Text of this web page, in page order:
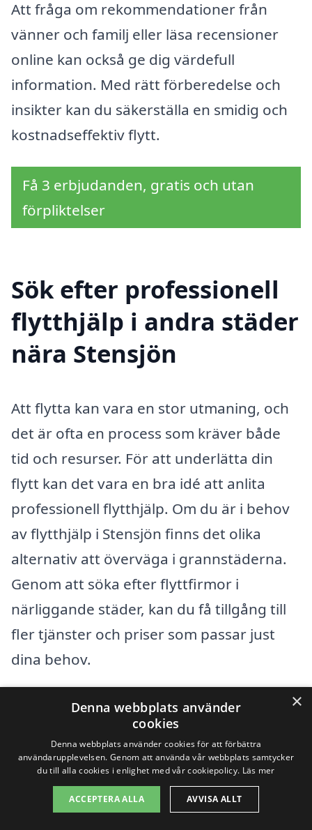
Att fråga om rekommendationer från
vänner och familj eller läsa recensioner
online kan också ge dig värdefull
information. Med rätt förberedelse och
insikter kan du säkerställa en smidig och
kostnadseffektiv flytt.
Få 3 erbjudanden, gratis och utan
förpliktelser
Sök efter professionell
flytthjälp i andra städer
nära Stensjön
Att flytta kan vara en stor utmaning, och
det är ofta en process som kräver både
tid och resurser. För att underlätta din
flytt kan det vara en bra idé att anlita
professionell flytthjälp. Om du är i behov
av flytthjälp i Stensjön finns det olika
alternativ att överväga i grannstäderna.
Genom att söka efter flyttfirmor i
närliggande städer, kan du få tillgång till
fler tjänster och priser som passar just
dina behov.
Några av de städer som ligger i närheten
av Stensjön inkluderar:
Nässjö
Bergösa
×
Denna webbplats använder
cookies
Denna webbplats använder cookies för att förbättra
användarupplevelsen. Genom att använda vår webbplats samtycker
du till alla cookies i enlighet med vår cookiepolicy. Läs mer
ACCEPTERA ALLA AVVISA ALLT